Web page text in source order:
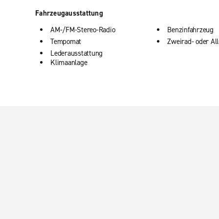
Fahrzeugausstattung
AM-/FM-Stereo-Radio
Tempomat
Lederausstattung
Benzinfahrzeug
Zweirad- oder
Klimaanlage